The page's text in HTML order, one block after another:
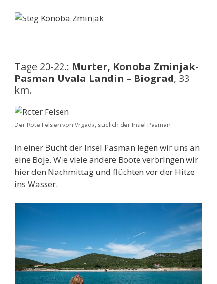
Tage 20-22.: Murter, Konoba Zminjak-
Pasman Uvala Landin – Biograd, 33
km.
Der Rote Felsen von Vrgada, südlich der Insel Pasman
In einer Bucht der Insel Pasman legen wir uns an
eine Boje. Wie viele andere Boote verbringen wir
hier den Nachmittag und flüchten vor der Hitze
ins Wasser.